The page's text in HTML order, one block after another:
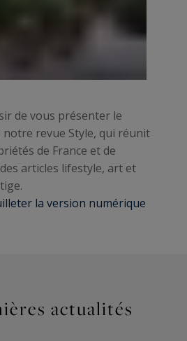
de vous présenter le
revue Style, qui réunit
de France et de
articles lifestyle, art et
la version numérique
actualités